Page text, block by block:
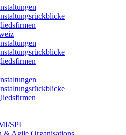
SPI